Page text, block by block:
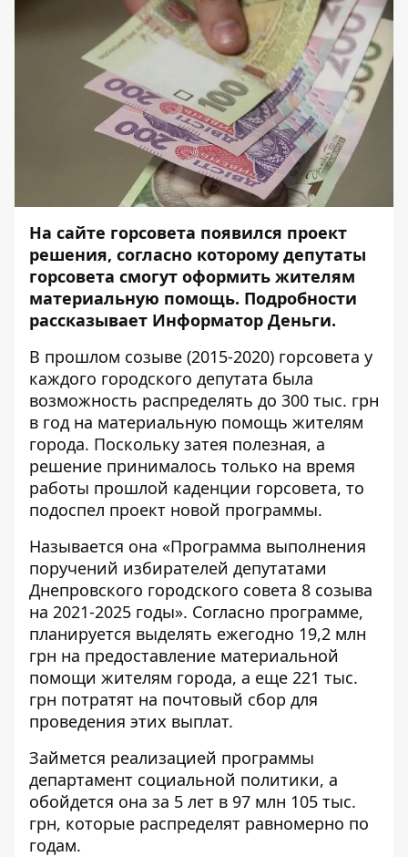
На сайте горсовета появился проект
решения, согласно которому депутаты
горсовета смогут оформить жителям
материальную помощь. Подробности
рассказывает Информатор Деньги.
В прошлом созыве (2015-2020) горсовета у
каждого городского депутата была
возможность распределять до 300 тыс. грн
в год на материальную помощь жителям
города. Поскольку затея полезная, а
решение принималось только на время
работы прошлой каденции горсовета, то
подоспел проект новой программы.
Называется она «Программа выполнения
поручений избирателей депутатами
Днепровского городского совета 8 созыва
на 2021-2025 годы». Согласно программе,
планируется выделять ежегодно 19,2 млн
грн на предоставление материальной
помощи жителям города, а еще 221 тыс.
грн потратят на почтовый сбор для
проведения этих выплат.
Займется реализацией программы
департамент социальной политики, а
обойдется она за 5 лет в 97 млн 105 тыс.
грн, которые распределят равномерно по
годам.